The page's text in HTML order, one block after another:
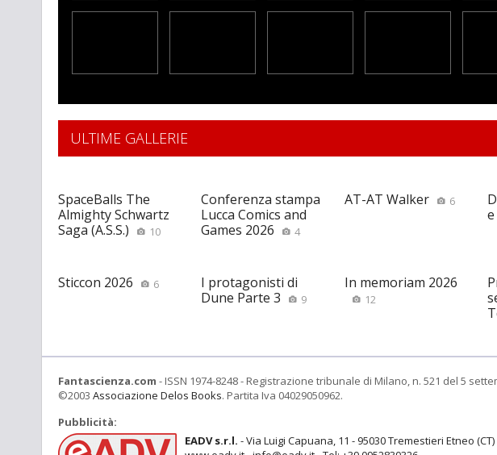
ULTIME GALLERIE
SpaceBalls The
Almighty Schwartz
Saga (A.S.S.)
10
Conferenza stampa
Lucca Comics and
Games 2026
4
AT-AT Walker 6
Sticcon 2026 6
I protagonisti di
Dune Parte 3
9
In memoriam 2026
12
Fantascienza.com - ISSN 1974-8248 - Registrazione tribunale di Milano, n. 521 del 5
©2003 Associazione Delos Books. Partita Iva 04029050962.
Pubblicità:
EADV s.r.l. - Via Luigi Capuana, 11 - 95030 Tremestieri Etneo